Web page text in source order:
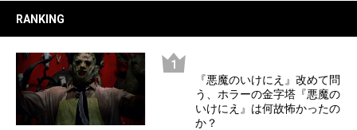
RANKING
『悪魔のいけにえ』改めて問
う、ホラーの金字塔『悪魔の
いけにえ』は何故怖かったの
か？